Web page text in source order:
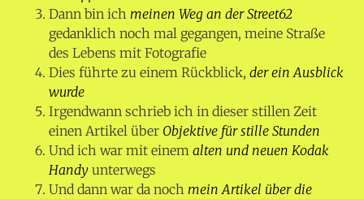
Dann bin ich meinen Weg an der Street62
gedanklich noch mal gegangen, meine Straße
des Lebens mit Fotografie
Dies führte zu einem Rückblick, der ein Ausblick
wurde
Irgendwann schrieb ich in dieser stillen Zeit
einen Artikel über Objektive für stille Stunden
Und ich war mit einem alten und neuen Kodak
Handy unterwegs
Und dann war da noch mein Artikel über die